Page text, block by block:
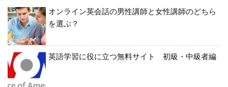
オンライン英会話の男性講師と女性講師のどちら
を選ぶ？
英語学習に役に立つ無料サイト 初級・中級者編